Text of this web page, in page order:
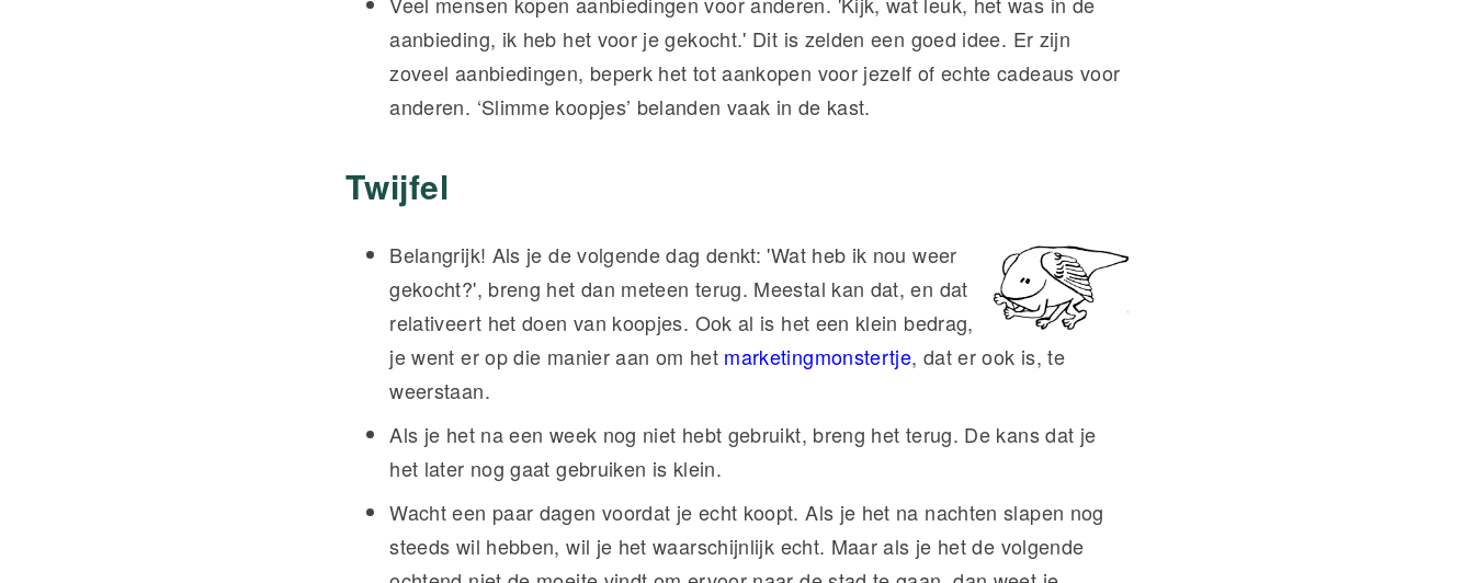
aanbieding, ik heb het voor je gekocht.' Dit is zelden een goed idee. Er zijn
zoveel aanbiedingen, beperk het tot aankopen voor jezelf of echte cadeaus voor
anderen. ‘Slimme koopjes’ belanden vaak in de kast.
Twijfel
Belangrijk! Als je de volgende dag denkt: 'Wat heb ik nou weer
gekocht?', breng het dan meteen terug. Meestal kan dat, en dat
relativeert het doen van koopjes. Ook al is het een klein bedrag,
je went er op die manier aan om het marketingmonstertje, dat er ook is, te
weerstaan.
Als je het na een week nog niet hebt gebruikt, breng het terug. De kans dat je
het later nog gaat gebruiken is klein.
Wacht een paar dagen voordat je echt koopt. Als je het na nachten slapen nog
steeds wil hebben, wil je het waarschijnlijk echt. Maar als je het de volgende